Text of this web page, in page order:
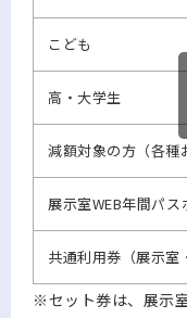
こども
高・大学生
減額対象の方（各種
展示室WEB年間パス
共通利用券（展示室
※セット券は、展示